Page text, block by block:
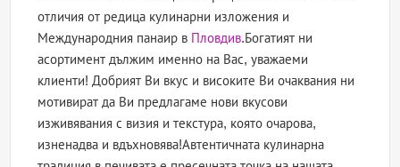
отличия от редица кулинарни изложения и
Международния панаир в Пловдив.Богатият ни
асортимент дължим именно на Вас, уважаеми
клиенти! Добрият Ви вкус и високите Ви очаквания ни
мотивират да Ви предлагаме нови вкусови
изживявания с визия и текстура, която очарова,
изненадва и вдъхновява!Автентичната кулинарна